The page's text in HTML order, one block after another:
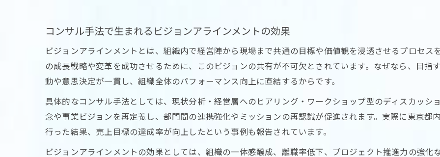
コンサル手法で生まれるビジョンアラインメントの効果
ビジョンアラインメントとは、組織内で経営陣から現場まで共通の目標や価値観を浸透させるプロセス
の成長戦略や変革を成功させるために、このビジョンの共有が不可欠とされています。なぜなら、目指
動や意思決定が一貫し、組織全体のパフォーマンス向上に直結するからです。
具体的なコンサル手法としては、現状分析・経営層へのヒアリング・ワークショップ型のディスカッシ
念や事業ビジョンを再定義し、部門間の連携強化やミッションの再認識が促進されます。実際に東京都
行った結果、売上目標の達成率が向上したという事例も報告されています。
ビジョンアラインメントの効果としては、組織の一体感醸成、離職率低下、プロジェクト推進力の強化